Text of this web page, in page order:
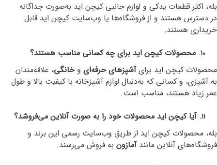
بله، اکثر قطعات یدکی و لوازم جانبی کیچن اید به‌صورت جداگانه
در دسترس هستند و از فروشگاه‌ها یا وب‌سایت کیچن اید قابل
خریداری هستند.
10. محصولات کیچن اید برای چه کسانی مناسب هستند؟
محصولات کیچن اید برایآشپزهای حرفه‌ای وخانگی، علاقه‌مندان
به آشپزی، و کسانی که به‌دنبال لوازم آشپزخانه با کیفیت بالا و طول
عمر زیاد هستند، مناسب است.
11. آیا کیچن اید محصولات خود را به صورت آنلاین می‌فروشد؟
بله، محصولات کیچن اید از طریق وب‌سایت رسمی این برند و
فروشگاه‌های آنلاین مانندآمازون به فروش می‌رسند.